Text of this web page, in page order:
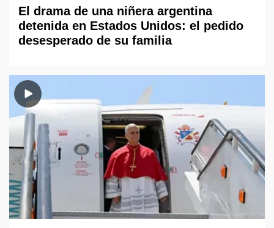
El drama de una niñera argentina
detenida en Estados Unidos: el pedido
desesperado de su familia